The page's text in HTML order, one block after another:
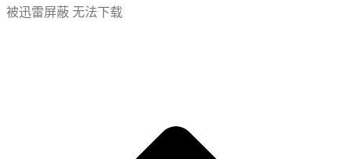
被迅雷屏蔽 无法下载